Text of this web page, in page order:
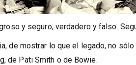
y seguro, verdadero y falso.
de mostrar lo que el legado, no
de Pati Smith o de Bowie.